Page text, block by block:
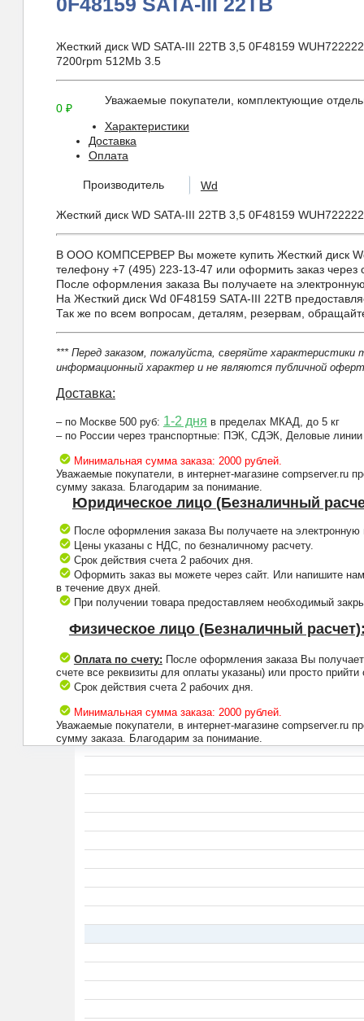
Жесткий диск WD SATA-III 22TB 3,5 0F48159
7200rpm 512Mb 3.5
0 ₽
Уважаемые покупатели, комплектующие
Характеристики
Доставка
Оплата
Производитель Wd
Жесткий диск WD SATA-III 22TB 3,5 0F48159
В ООО КОМПСЕРВЕР Вы можете купить Жесткий диск Wd
телефону +7 (495) 223-13-47 или оформить заказ через
После оформления заказа Вы получаете на
На Жесткий диск Wd 0F48159 SATA-III 22TB
Так же по всем вопросам, деталям, резервам,
*** Перед заказом, пожалуйста, сверяйте характеристики
информационный характер и не являются публичной
Доставка:
– по Москве 500 руб: 1-2 дня в пределах МКАД, до 5 кг
– по России через транспортные: ПЭК, СДЭК, Деловые линии
Минимальная сумма заказа: 2000 рублей.
Уважаемые покупатели, в интернет-магазине compserver.ru
сумму заказа. Благодарим за понимание.
Юридическое лицо (Безналичный
После оформления заказа Вы получаете на электронную
Цены указаны с НДС, по безналичному расчету.
Срок действия счета 2 рабочих дня.
Оформить заказ вы можете через сайт. Или напишите
в течение двух дней.
При получении товара предоставляем необходимый
Физическое лицо (Безналичный
Оплата по счету: После оформления заказа Вы
счете все реквизиты для оплаты указаны) или просто
Срок действия счета 2 рабочих дня.
Минимальная сумма заказа: 2000 рублей.
Уважаемые покупатели, в интернет-магазине compserver.ru
сумму заказа. Благодарим за понимание.